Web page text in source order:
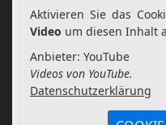
Aktivieren Sie das
Video um diesen Inhalt
Anbieter: YouTube
Videos von YouTube.
Datenschutzerklärung